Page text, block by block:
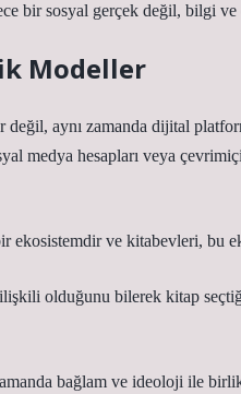
bir sosyal gerçek değil, bilgi ve
Modeller
değil, aynı zamanda dijital
medya hesapları veya
ve kitabevleri, bu
olduğunu bilerek kitap
bağlam ve ideoloji ile